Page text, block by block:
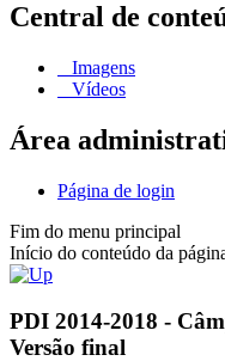
Central de
Imagens
Vídeos
Área
Página de login
Fim do menu principal
Início do conteúdo da
PDI 2014-2018 -
Versão final